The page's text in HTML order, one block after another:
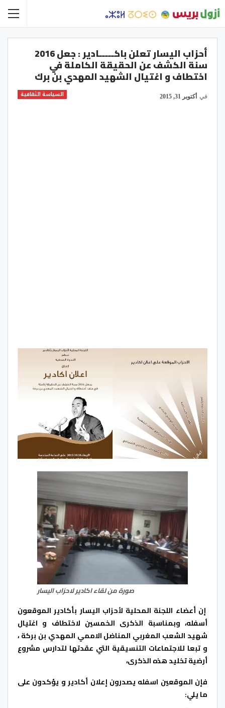
أحزاب اليسار تعلن باكـــــادير : جعل 2016
سنة الكشف عن الحقيقة الكاملة في
اختطاف و اغتيال الشهيد المهدي بن برك
السياسة الثقافية في أكتوبر 31, 2015
صورة من لقاء اكادير لاحزاب اليسار
إن أعضاء اللجنة المحلية لأحزاب اليسار بأكادير الموقعون
أسفله، وبمناسبة الذكرى الخمسين لاختطاف و اغتيال
شهيد الشعب المغربي المناضل الاممي المهدي بن بركة ،
و تبعا للاجتماعات التنسيقية التي عقدتها لتدارس مشروع
أرضية تخليد هذه الذكرى،
فإن الموقعين اسفله يصدرون إعلان أكادير و يؤكدون على
ما يلي: